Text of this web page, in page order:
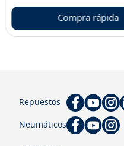
Compra rápida
Repuestos
Neumáticos